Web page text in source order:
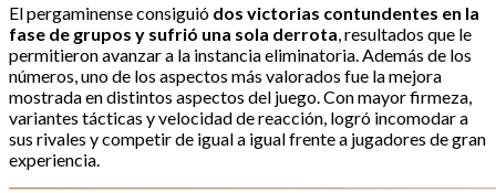
El pergaminense consiguió dos victorias contundentes en la
fase de grupos y sufrió una sola derrota , resultados que le
permitieron avanzar a la instancia eliminatoria. Además de los
números, uno de los aspectos más valorados fue la mejora
mostrada en distintos aspectos del juego. Con mayor firmeza,
variantes tácticas y velocidad de reacción, logró incomodar a
sus rivales y competir de igual a igual frente a jugadores de gran
experiencia.